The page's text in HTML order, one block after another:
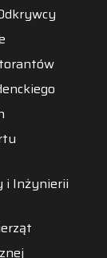
i Inżynierii